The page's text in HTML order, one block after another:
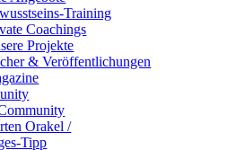
Training
Coachings
Projekte
& Veröffentlichungen
Orakel /
Tipp